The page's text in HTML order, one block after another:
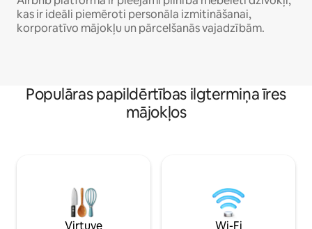
kas ir ideāli piemēroti personāla izmitināšanai,
korporatīvo mājokļu un pārcelšanās vajadzībām.
Populāras papildērtības ilgtermiņa īres
mājokļos
Virtuve Wi-Fi